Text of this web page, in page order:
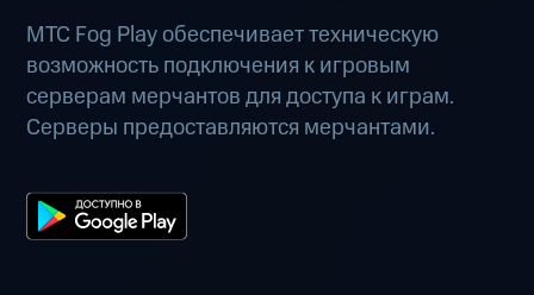
МТС Fog Play обеспечивает техническую
возможность подключения к игровым
серверам мерчантов для доступа к играм.
Серверы предоставляются мерчантами.